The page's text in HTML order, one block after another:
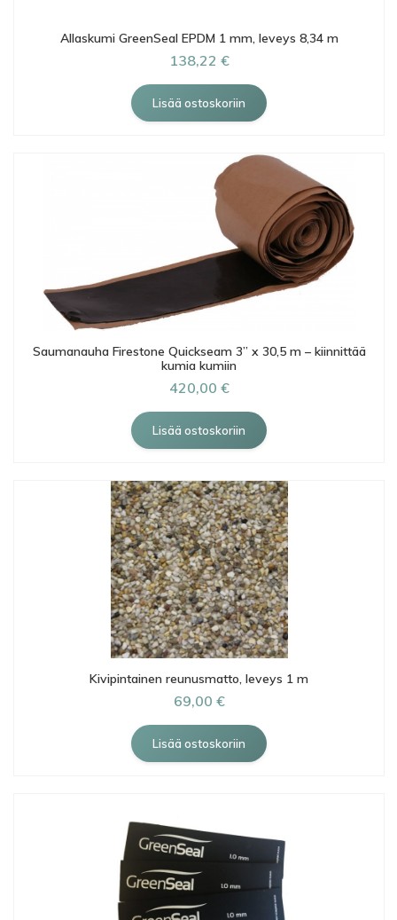
Allaskumi GreenSeal EPDM 1 mm, leveys 8,34 m
138,22 €
Saumanauha Firestone Quickseam 3” x 30,5 m – kiinnittää
kumia kumiin
420,00 €
Kivipintainen reunusmatto, leveys 1 m
69,00 €